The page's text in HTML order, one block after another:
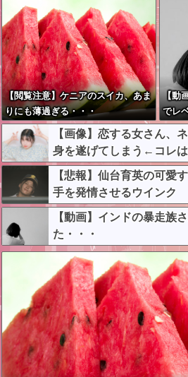
【閲覧注意】ケニアのスイカ、あま
りにも薄過ぎる・・・
【動
でレ
【画像】恋する女さん、
身を遂げてしまう←コレ
w
【悲報】仙台育英の可愛
手を発情させるウインク
【動画】インドの暴走族
た・・・